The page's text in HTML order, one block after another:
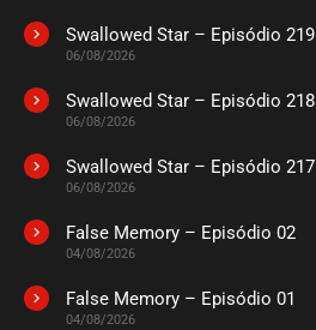
EPISÓDIO 02
setembro 22, 2020
setembro 22, 2020
Swallowed Star – Episódio 219
06/08/2026
Swallowed Star – Episódio 218
06/08/2026
Swallowed Star – Episódio 217
06/08/2026
False Memory – Episódio 02
04/08/2026
False Memory – Episódio 01
04/08/2026